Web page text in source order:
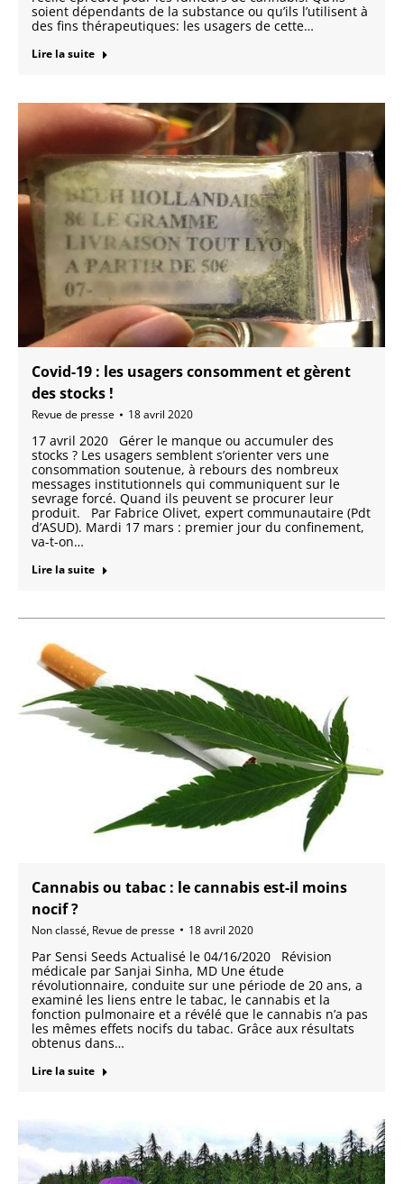
soient dépendants de la substance ou qu’ils l’utilisent à
des fins thérapeutiques: les usagers de cette…
Lire la suite
Covid-19 : les usagers consomment et gèrent
des stocks !
Revue de presse 18 avril 2020
17 avril 2020 Gérer le manque ou accumuler des
stocks ? Les usagers semblent s’orienter vers une
consommation soutenue, à rebours des nombreux
messages institutionnels qui communiquent sur le
sevrage forcé. Quand ils peuvent se procurer leur
produit. Par Fabrice Olivet, expert communautaire (Pdt
d’ASUD). Mardi 17 mars : premier jour du confinement,
va-t-on…
Lire la suite
Cannabis ou tabac : le cannabis est-il moins
nocif ?
Non classé, Revue de presse 18 avril 2020
Par Sensi Seeds Actualisé le 04/16/2020 Révision
médicale par Sanjai Sinha, MD Une étude
révolutionnaire, conduite sur une période de 20 ans, a
examiné les liens entre le tabac, le cannabis et la
fonction pulmonaire et a révélé que le cannabis n’a pas
les mêmes effets nocifs du tabac. Grâce aux résultats
obtenus dans…
Lire la suite